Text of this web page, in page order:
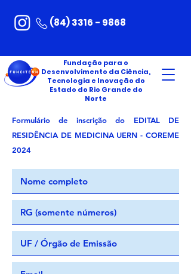
(84) 3316 - 9868
Fundação para o
Desenvolvimento da Ciência,
Tecnologia e Inovação do
Estado do Rio Grande do
Norte
Formulário de inscrição do EDITAL DE
RESIDÊNCIA DE MEDICINA UERN - COREME
2024